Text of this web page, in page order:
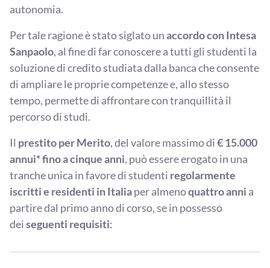
autonomia.
Per tale ragione è stato siglato unaccordo con Intesa
Sanpaolo, al fine di far conoscere a tutti gli studenti la
soluzione di credito studiata dalla banca che consente
di ampliare le proprie competenze e, allo stesso
tempo, permette di affrontare con tranquillità il
percorso di studi.
Il prestito per Merito, del valore massimo di€ 15.000
annui* fino a cinque anni, può essere erogato in una
tranche unica in favore di studenti regolarmente
iscritti e residenti in Italiaper almenoquattro anni a
partire dal primo anno di corso, se in possesso
deiseguenti requisiti: